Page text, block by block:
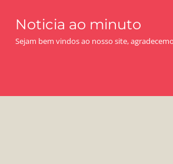
content
Noticia ao minuto
Sejam bem vindos ao nosso site,